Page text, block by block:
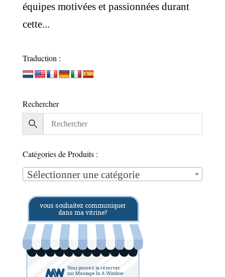
équipes motivées et passionnées durant
cette...
Traduction :
Rechercher
Catégories de Produits :
Sélectionner une catégorie
vous souhaitez communiquer
dans ma vitrine?
Vous pouvez la réserver
sur Message In A Window